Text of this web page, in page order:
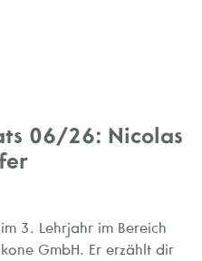
06/26: Nicolas
3. Lehrjahr im Bereich
GmbH. Er erzählt dir